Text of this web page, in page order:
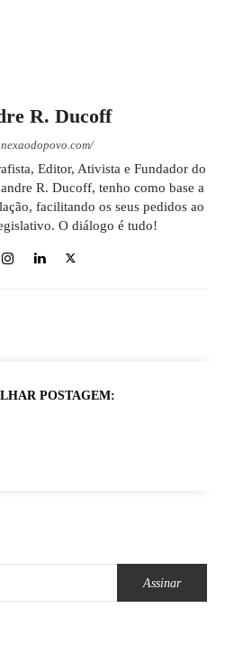
R. Ducoff
Editor, Ativista e Fundador do
R. Ducoff, tenho como base a
facilitando os seus pedidos ao
O diálogo é tudo!
POSTAGEM:
Assinar